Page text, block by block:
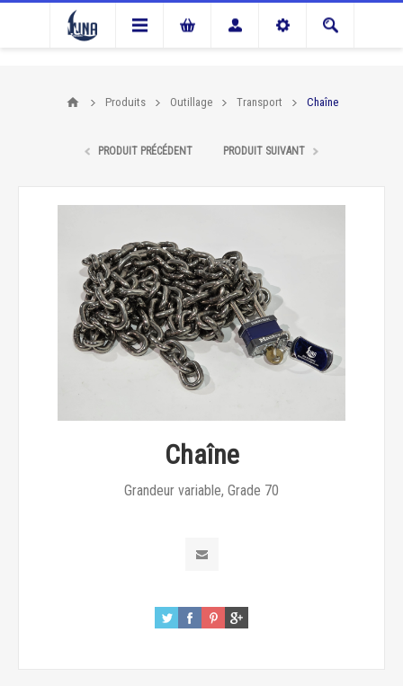
Produits Outillage Transport Chaîne
PRODUIT PRÉCÉDENT PRODUIT SUIVANT
Chaîne
Grandeur variable, Grade 70